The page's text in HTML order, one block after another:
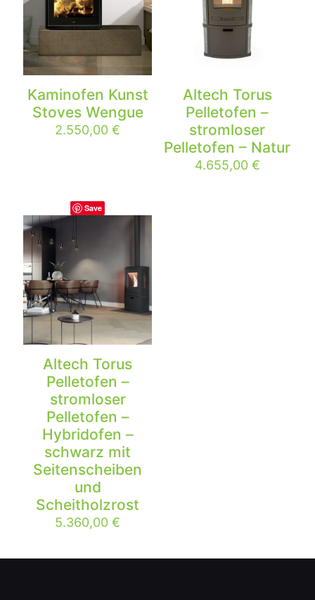
Kaminofen Kunst
Stoves Wengue
2.550,00€
Altech Torus
Pelletofen –
stromloser
Pelletofen – Natur
4.655,00 €
Save
Altech Torus
Pelletofen –
stromloser
Pelletofen –
Hybridofen –
schwarz mit
Seitenscheiben
und
Scheitholzrost
5.360,00€